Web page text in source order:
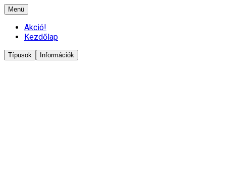
Menü
Akció!
Kezdőlap
Típusok Információk